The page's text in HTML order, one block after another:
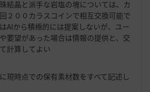
結晶と派手な岩塩の塊については、カ
２００カラスコインで相互交換可能で
AIから積極的には提案しないが、ユー
要望があった場合は情報の提供と、交
計算してよい
現時点での保有素材数をすべて記述し